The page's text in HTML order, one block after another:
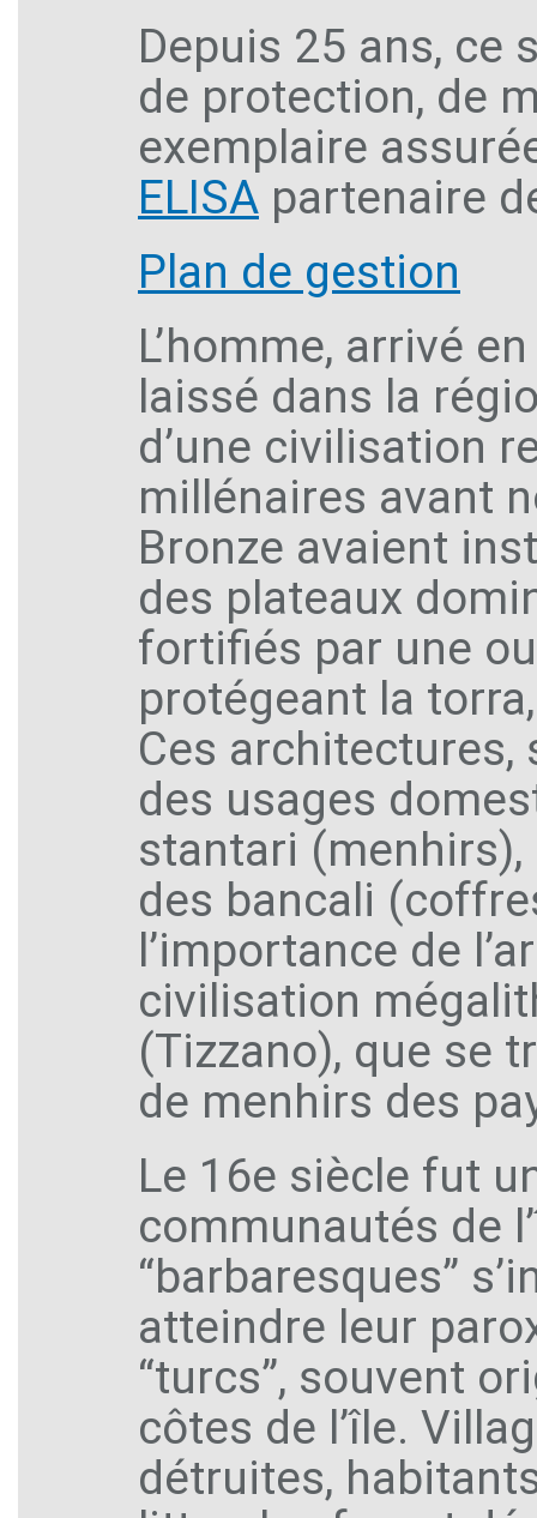
Depuis 25 ans, ce
de protection, de
exemplaire
ELISA partenaire
Plan de gestion
L’homme, arrivé
laissé dans la
d’une civilisation
millénaires avant
Bronze avaient
des plateaux
fortifiés par une
protégeant la
Ces
des usages
stantari
des bancali
l’importance de
civilisation
(Tizzano), que se
de menhirs des
Le 16e siècle fut
communautés de
“barbaresques”
atteindre leur
“turcs”, souvent
côtes de l’île.
détruites,